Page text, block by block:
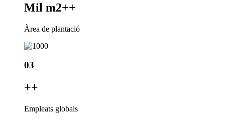
Mil m2++
Àrea de plantació
03
++
Empleats globals